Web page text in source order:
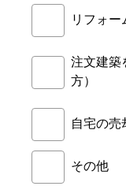
リフォ
注文建築
方）
自宅の売
その他